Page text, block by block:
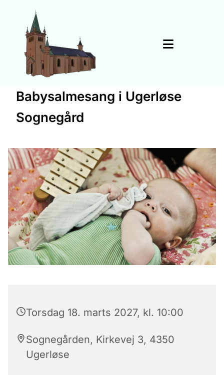
Babysalmesang i Ugerløse
Sognegård
Torsdag 18. marts 2027, kl. 10:00
Sognegården, Kirkevej 3, 4350
Ugerløse